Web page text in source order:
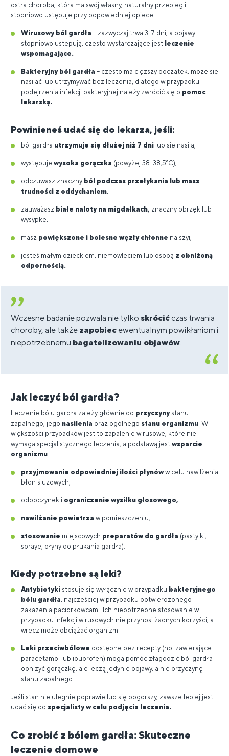
ostra choroba, która ma swój własny, naturalny przebieg i
stopniowo ustępuje przy odpowiedniej opiece.
Wirusowy ból gardła – zazwyczaj trwa 3-7 dni, a objawy
stopniowo ustępują, często wystarczające jest leczenie
wspomagające.
Bakteryjny ból gardła – często ma cięższy początek, może się
nasilać lub utrzymywać bez leczenia, dlatego w przypadku
podejrzenia infekcji bakteryjnej należy zwrócić się o pomoc
lekarską.
Powinieneś udać się do lekarza, jeśli:
ból gardła utrzymuje się dłużej niż 7 dni lub się nasila,
występuje wysoka gorączka (powyżej 38–38,5°C),
odczuwasz znaczny ból podczas przełykania lub masz
trudności z oddychaniem
zauważasz białe naloty na migdałkach, znaczny obrzęk lub
wysypkę,
masz powiększone i bolesne węzły chłonne na szyi,
jesteś małym dzieckiem, niemowlęciem lub osobą z obniżoną
odpornością.
Wczesne badanie pozwala nie tylko skrócić czas trwania
choroby, ale także zapobiec ewentualnym powikłaniom i
niepotrzebnemu bagatelizowaniu objawów
Jak leczyć ból gardła?
Leczenie bólu gardła zależy głównie od przyczynystanu
zapalnego, jego nasilenia oraz ogólnego stanu organizmu . W
większości przypadków jest to zapalenie wirusowe, które nie
wymaga specjalistycznego leczenia, a podstawą jest wsparcie
organizmu:
przyjmowanie odpowiedniej ilości płynóww celu nawilżenia
błon śluzowych,
odpoczynek i ograniczenie wysiłku głosowego,
nawilżanie powietrza w pomieszczeniu,
stosowanie miejscowych preparatów do gardła (pastylki,
spraye, płyny do płukania gardła).
Kiedy potrzebne są leki?
Antybiotyki stosuje się wyłącznie w przypadku bakteryjnego
bólu gardła , najczęściej w przypadku potwierdzonego
zakażenia paciorkowcami. Ich niepotrzebne stosowanie w
przypadku infekcji wirusowych nie przynosi żadnych korzyści, a
wręcz może obciążać organizm.
Leki przeciwbólowe dostępne bez recepty (np. zawierające
paracetamol lub ibuprofen) mogą pomóc złagodzić ból gardła i
obniżyć gorączkę, ale leczą jedynie objawy, a nie przyczynę
stanu zapalnego.
Jeśli stan nie ulegnie poprawie lub się pogorszy, zawsze lepiej jest
udać się do specjalisty w celu podjęcia leczenia.
Co zrobić z bólem gardła: Skuteczne
leczenie domowe